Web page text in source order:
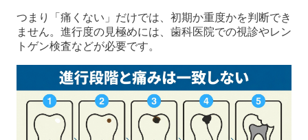
つまり「痛くない」だけでは、初期か重度かを判断でき
ません。進行度の見極めには、歯科医院での視診やレン
トゲン検査などが必要です。